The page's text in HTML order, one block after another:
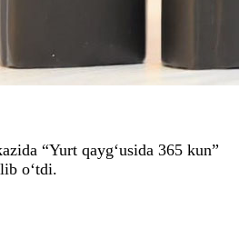
“Yurt qayg‘usida 365 kun”
o‘tdi.